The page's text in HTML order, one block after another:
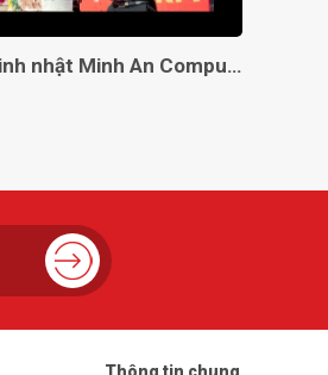
Sự kiện sinh nhật Minh An Computer 8 tuổi